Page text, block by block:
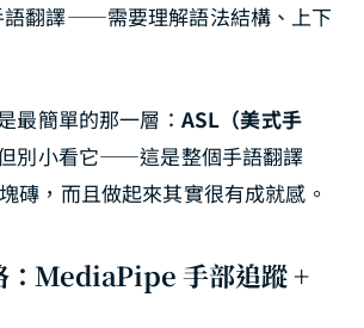
語翻譯——需要理解語法結構、上下
最簡單的那一層： ASL（美式手
別小看它——這是整個手語翻譯
磚，而且做起來其實很有成就感。
：MediaPipe 手部追蹤 +